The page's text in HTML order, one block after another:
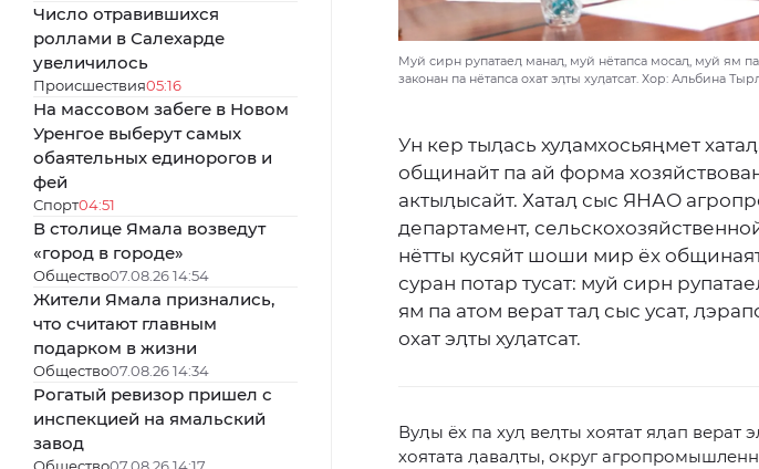
Число отравившихся
роллами в Салехарде
увеличилось
Происшествия05:16
На массовом забеге в Новом
Уренгое выберут самых
обаятельных единорогов и
фей
Спорт04:51
В столице Ямала возведут
«город в городе»
Общество07.08.26 14:54
Жители Ямала признались,
что считают главным
подарком в жизни
Общество07.08.26 14:34
Рогатый ревизор пришел с
инспекцией на ямальский
завод
Общество07.08.26 14:17
Муй сирн рупатаеӆ манаӆ, муй нётапса мосаӆ, муй ям па
законан па нётапса охат эӆты хуӆатсат. Хор: Альбина
Ун кер тыӆась хуӆамхосьяңмет
общинайт па ай форма
актыӆысайт. Хатаӆ сыс ЯНАО
департамент,
нётты кусяйт шоши мир ёх
суран потар тусат: муй сирн
ям па атом верат таӆ сыс усат,
охат эӆты хуӆатсат.
Вуӆы ёх па хуӆ веӆты хоятат яӆап верат
хоятата ӆаваӆты, округ